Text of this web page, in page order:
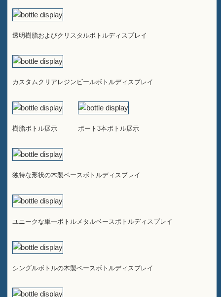
透明樹脂およびクリスタルボトルディスプレイ
カスタムクリアレジンビールボトルディスプレイ
樹脂ボトル展示 ボート3本ボトル展示
独特な形状の木製ベースボトルディスプレイ
ユニークな単一ボトルメタルベースボトルディスプレイ
シングルボトルの木製ベースボトルディスプレイ